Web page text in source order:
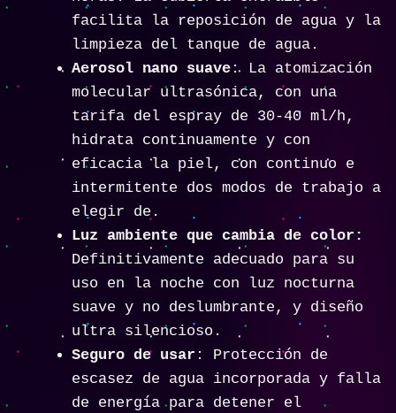
facilita la reposición de agua y la
limpieza del tanque de agua.
Aerosol nano suave : La atomización
molecular ultrasónica, con una
tarifa del espray de 30-40 ml/h,
hidrata continuamente y con
eficacia la piel, con continuo e
intermitente dos modos de trabajo a
elegir de.
Luz ambiente que cambia de color:
Definitivamente adecuado para su
uso en la noche con luz nocturna
suave y no deslumbrante, y diseño
ultra silencioso.
Seguro de usar : Protección de
escasez de agua incorporada y falla
de energía para detener el